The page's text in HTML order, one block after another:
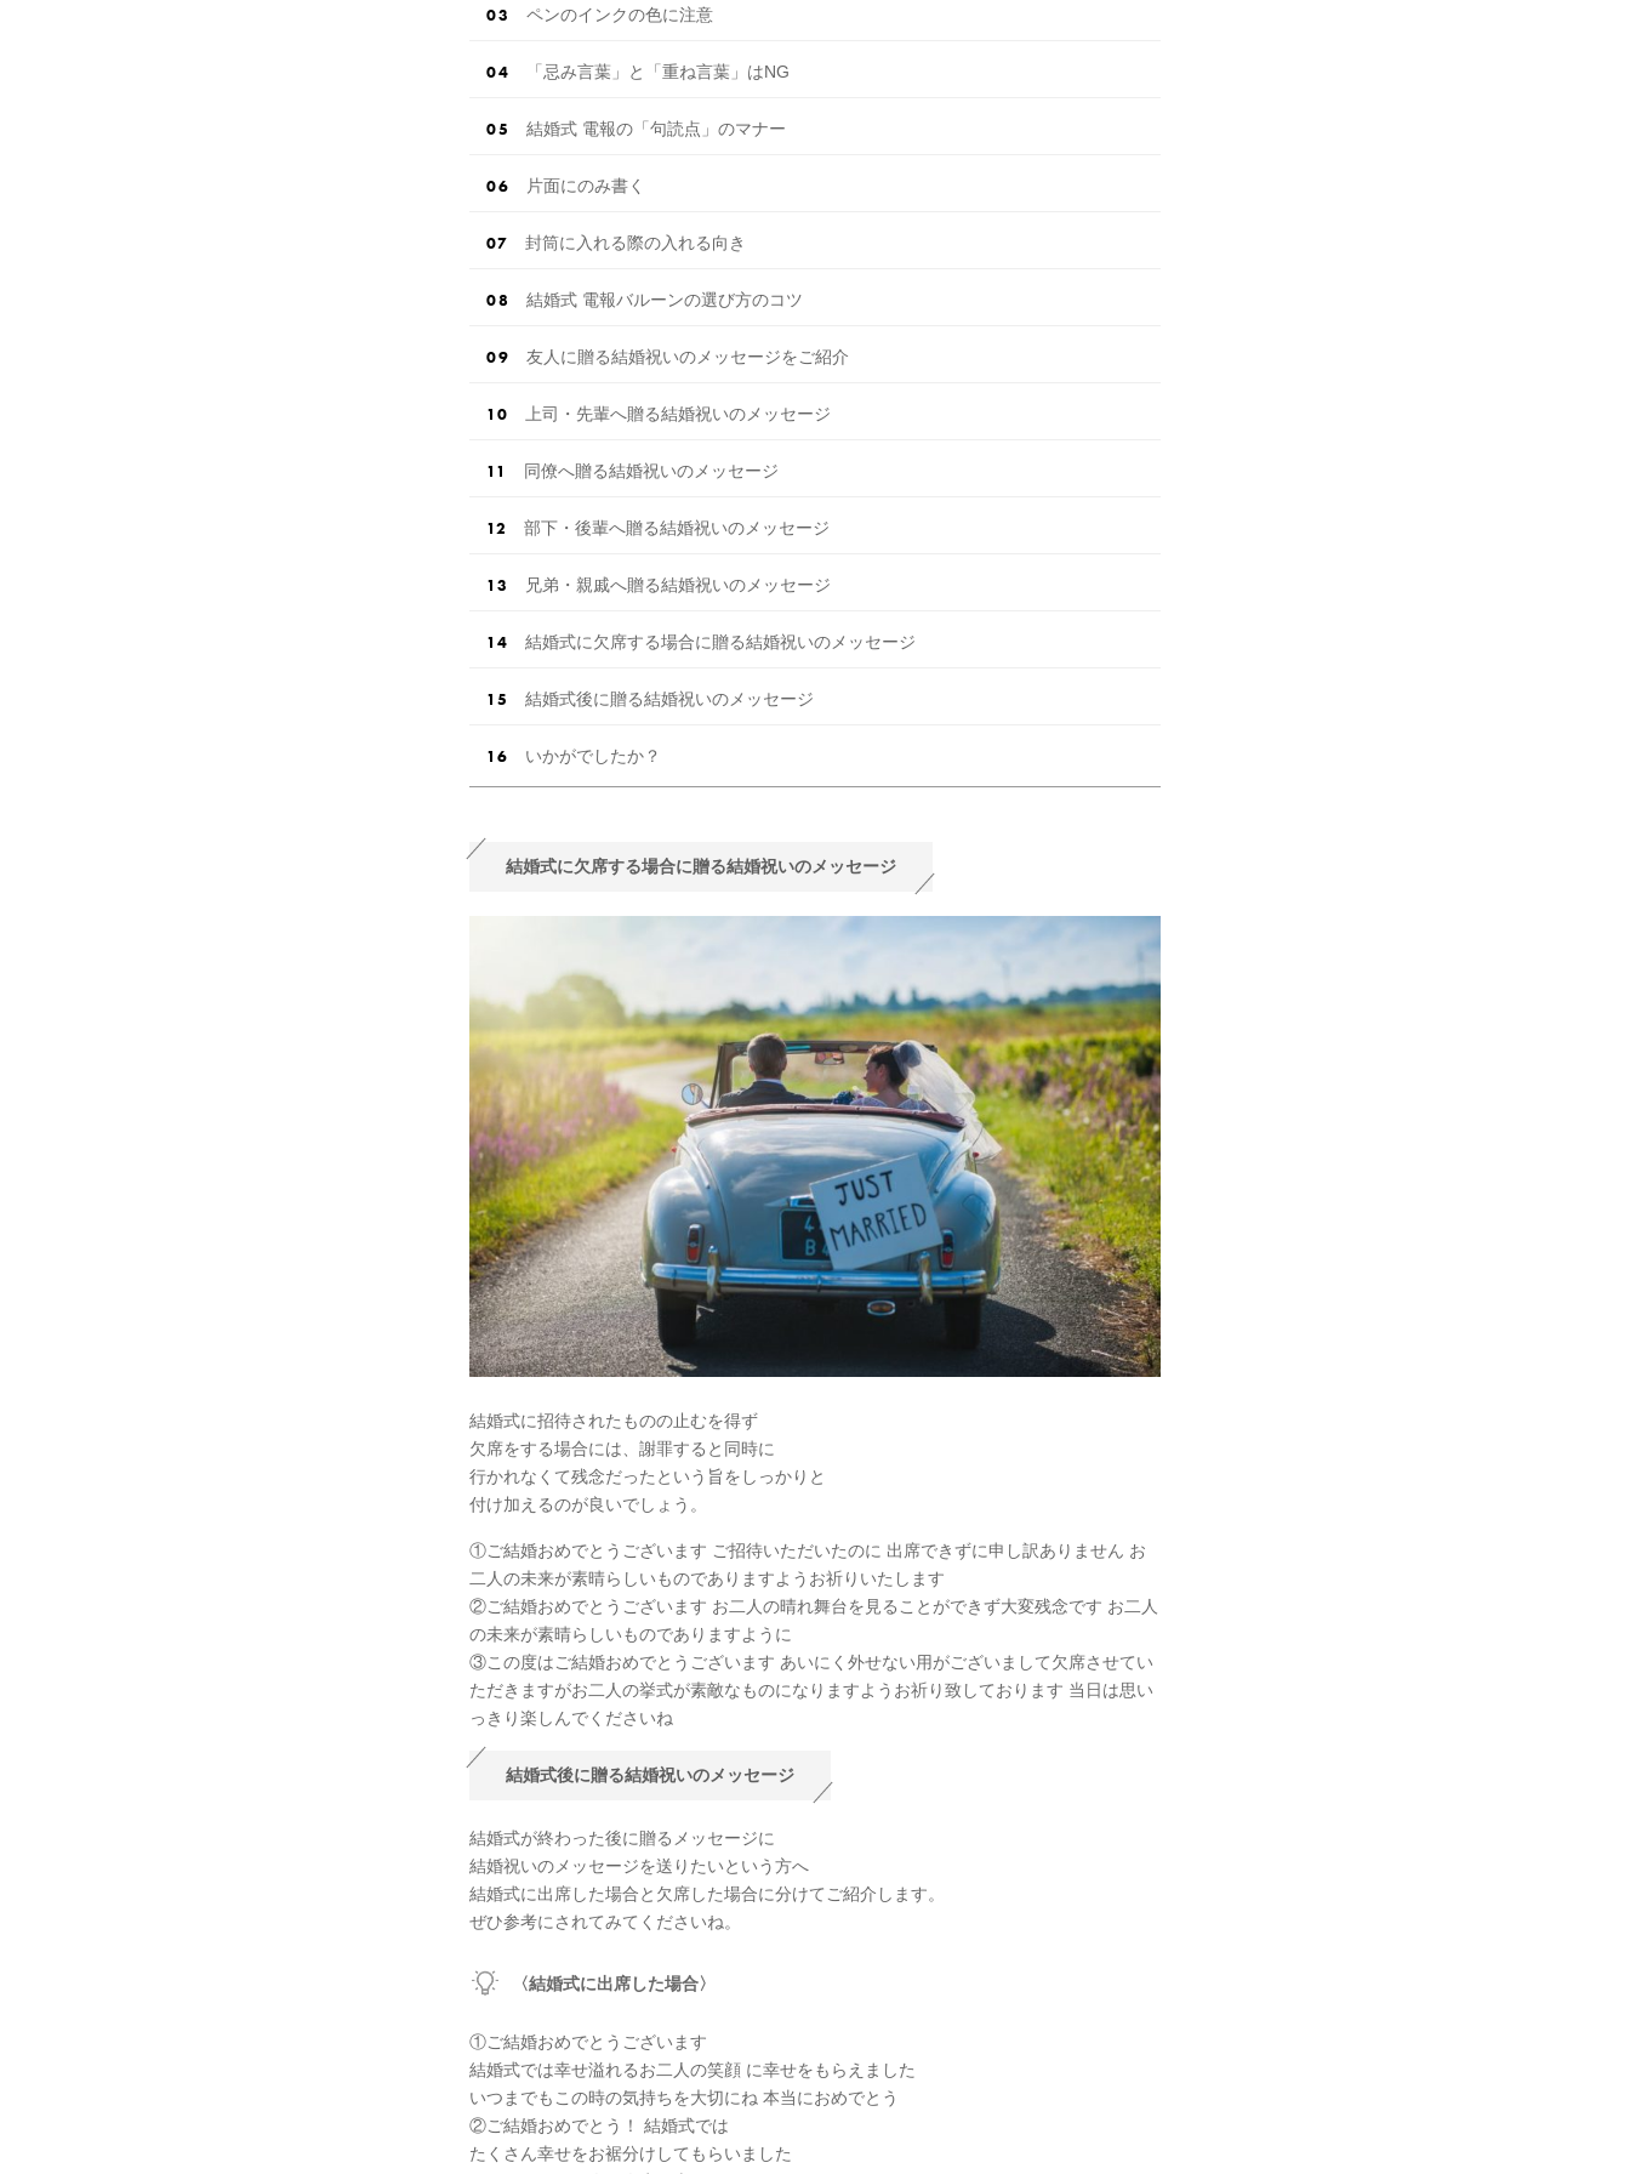
ペンのインクの色に注意
「忌み言葉」と「重ね言葉」はNG
結婚式 電報の「句読点」のマナー
片面にのみ書く
封筒に入れる際の入れる向き
結婚式 電報バルーンの選び方のコツ
友人に贈る結婚祝いのメッセージをご紹介
上司・先輩へ贈る結婚祝いのメッセージ
同僚へ贈る結婚祝いのメッセージ
部下・後輩へ贈る結婚祝いのメッセージ
兄弟・親戚へ贈る結婚祝いのメッセージ
結婚式に欠席する場合に贈る結婚祝いのメッセージ
結婚式後に贈る結婚祝いのメッセージ
いかがでしたか？
結婚式に欠席する場合に贈る結婚祝いのメッセージ
結婚式に招待されたものの止むを得ず
欠席をする場合には、謝罪すると同時に
行かれなくて残念だったという旨をしっかりと
付け加えるのが良いでしょう。
①ご結婚おめでとうございます ご招待いただいたのに 出席できずに申し訳ありません お
二人の未来が素晴らしいものでありますようお祈りいたします
②ご結婚おめでとうございます お二人の晴れ舞台を見ることができず大変残念です お二人
の未来が素晴らしいものでありますように
③この度はご結婚おめでとうございます あいにく外せない用がございまして欠席させてい
ただきますがお二人の挙式が素敵なものになりますようお祈り致しております 当日は思い
っきり楽しんでくださいね
結婚式後に贈る結婚祝いのメッセージ
結婚式が終わった後に贈るメッセージに
結婚祝いのメッセージを送りたいという方へ
結婚式に出席した場合と欠席した場合に分けてご紹介します。
ぜひ参考にされてみてくださいね。
〈結婚式に出席した場合〉
①ご結婚おめでとうございます
結婚式では幸せ溢れるお二人の笑顔 に幸せをもらえました
いつまでもこの時の気持ちを大切にね 本当におめでとう
②ご結婚おめでとう！ 結婚式では
たくさん幸せをお裾分けしてもらいました